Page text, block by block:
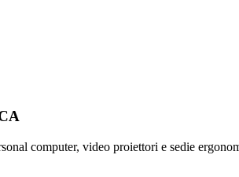
computer, video proiettori e sedie